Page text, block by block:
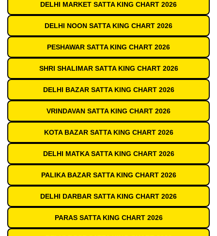
DELHI MARKET SATTA KING CHART 2026
DELHI NOON SATTA KING CHART 2026
PESHAWAR SATTA KING CHART 2026
SHRI SHALIMAR SATTA KING CHART 2026
DELHI BAZAR SATTA KING CHART 2026
VRINDAVAN SATTA KING CHART 2026
KOTA BAZAR SATTA KING CHART 2026
DELHI MATKA SATTA KING CHART 2026
PALIKA BAZAR SATTA KING CHART 2026
DELHI DARBAR SATTA KING CHART 2026
PARAS SATTA KING CHART 2026